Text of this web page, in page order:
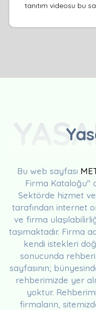
tanıtım videosu bu
Bu web sayfası
Firma Kataloğu"
Sektörde hizmet
tarafından internet
ve firma
taşımaktadır. Firma
kendi istekleri
sonucunda
sayfasının;
rehberimizde yer
yoktur.
firmaların,